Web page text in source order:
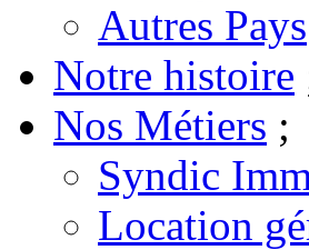
Autres Pays
Notre histoire
Nos Métiers ;
Syndic
Location